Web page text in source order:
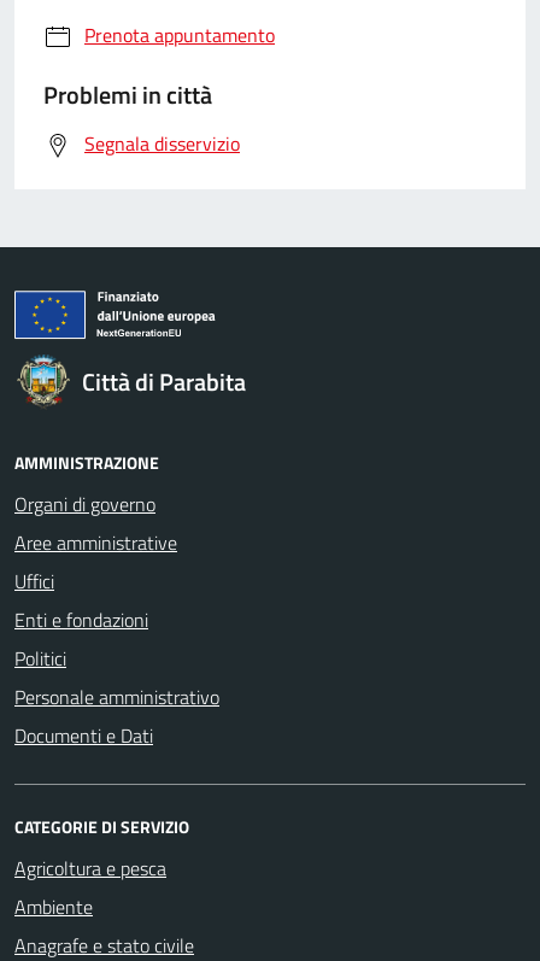
Prenota appuntamento
Problemi in città
Segnala disservizio
Città di Parabita
AMMINISTRAZIONE
Organi di governo
Aree amministrative
Uffici
Enti e fondazioni
Politici
Personale amministrativo
Documenti e Dati
CATEGORIE DI SERVIZIO
Agricoltura e pesca
Ambiente
Anagrafe e stato civile